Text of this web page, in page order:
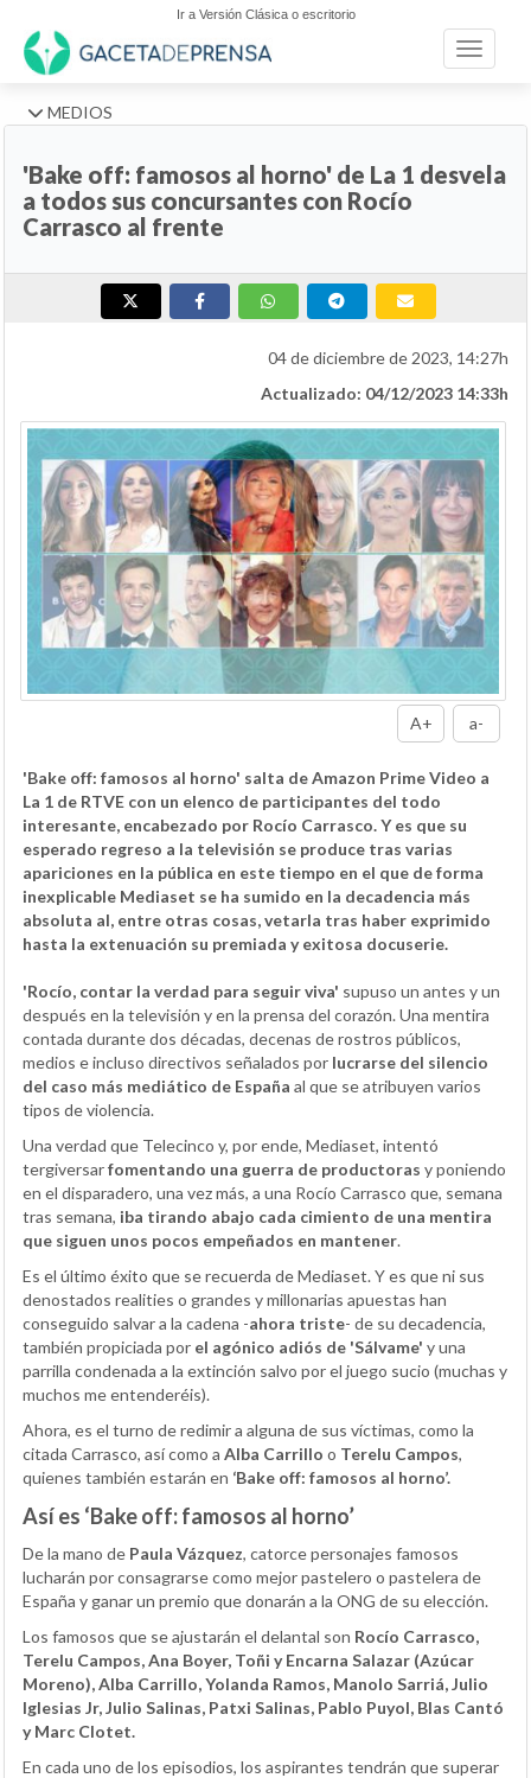
Ir a Versión Clásica o escritorio
Toggle
MEDIOS
'Bake off: famosos al horno' de La 1 desvela
a todos sus concursantes con Rocío
Carrasco al frente
04 de diciembre de 2023, 14:27h
Actualizado: 04/12/2023 14:33h
A+ a-
'Bake off: famosos al horno' salta de Amazon Prime Video a
La 1 de RTVE con un elenco de participantes del todo
interesante, encabezado por Rocío Carrasco. Y es que su
esperado regreso a la televisión se produce tras varias
apariciones en la pública en este tiempo en el que de forma
inexplicable Mediaset se ha sumido en la decadencia más
absoluta al, entre otras cosas, vetarla tras haber exprimido
hasta la extenuación su premiada y exitosa docuserie.
'Rocío, contar la verdad para seguir viva' supuso un antes y un
después en la televisión y en la prensa del corazón. Una mentira
contada durante dos décadas, decenas de rostros públicos,
medios e incluso directivos señalados por lucrarse del silencio
del caso más mediático de España al que se atribuyen varios
tipos de violencia.
Una verdad que Telecinco y, por ende, Mediaset, intentó
tergiversarfomentando una guerra de productoras y poniendo
en el disparadero, una vez más, a una Rocío Carrasco que, semana
tras semana, iba tirando abajo cada cimiento de una mentira
que siguen unos pocos empeñados en mantener.
Es el último éxito que se recuerda de Mediaset. Y es que ni sus
denostados realities o grandes y millonarias apuestas han
conseguido salvar a la cadena -ahora triste- de su decadencia,
también propiciada por el agónico adiós de 'Sálvame' y una
parrilla condenada a la extinción salvo por el juego sucio (muchas y
muchos me entenderéis).
Ahora, es el turno de redimir a alguna de sus víctimas, como la
citada Carrasco, así como a Alba Carrillo o Terelu Campos,
quienes también estarán en ‘Bake off: famosos al horno’.
Así es ‘Bake off: famosos al horno’
De la mano de Paula Vázquez, catorce personajes famosos
lucharán por consagrarse como mejor pastelero o pastelera de
España y ganar un premio que donarán a la ONG de su elección.
Los famosos que se ajustarán el delantal son Rocío Carrasco,
Terelu Campos, Ana Boyer, Toñi y Encarna Salazar (Azúcar
Moreno), Alba Carrillo, Yolanda Ramos, Manolo Sarriá, Julio
Iglesias Jr, Julio Salinas, Patxi Salinas, Pablo Puyol, Blas Cantó
y Marc Clotet.
En cada uno de los episodios, los aspirantes tendrán que superar